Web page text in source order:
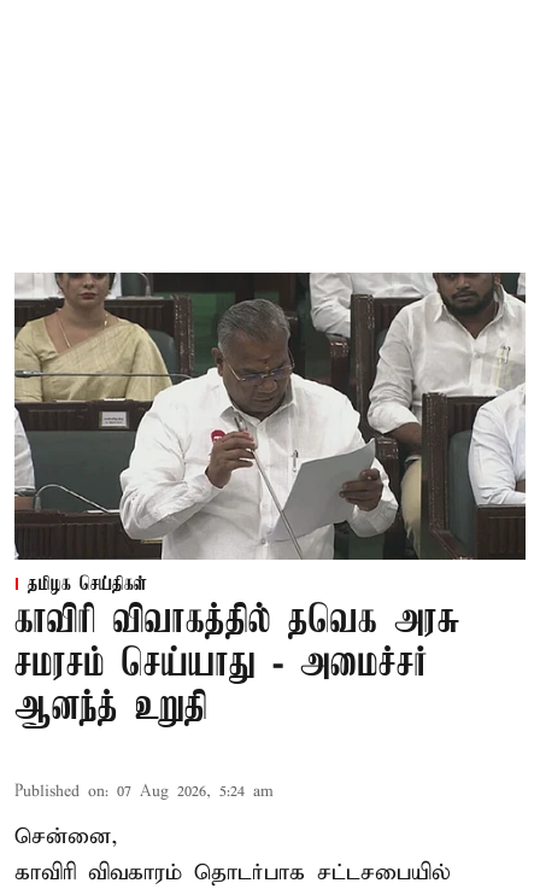
தமிழக செய்திகள்
காவிரி விவாகத்தில் தவெக அரசு
சமரசம் செய்யாது - அமைச்சர்
ஆனந்த் உறுதி
Published on: 07 Aug 2026, 5:24 am
சென்னை,
காவிரி விவகாரம் தொடர்பாக சட்டசபையில்